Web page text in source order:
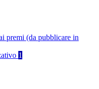
premi (da pubblicare in
1